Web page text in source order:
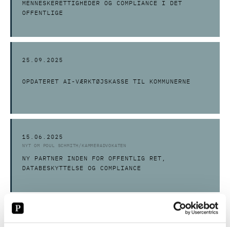
MENNESKERETTIGHEDER OG COMPLIANCE I DET
OFFENTLIGE
25.09.2025
OPDATERET AI-VÆRKTØJSKASSE TIL KOMMUNERNE
15.06.2025
NYT OM POUL SCHMITH/KAMMERADVOKATEN
NY PARTNER INDEN FOR OFFENTLIG RET,
DATABESKYTTELSE OG COMPLIANCE
02.06.2025